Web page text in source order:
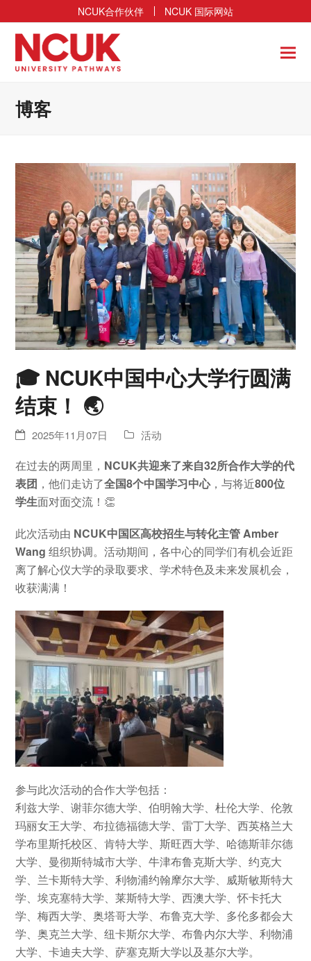
NCUK合作伙伴 NCUK 国际网站
博客
🎓 NCUK中国中心大学行圆满
结束！ 🌏
2025年11月07日 活动
在过去的两周里， NCUK共迎来了来自32所合作大学的代
表团 ，他们走访了全国8个中国学习中心，与将近800位
学生面对面交流！👏
此次活动由 NCUK中国区高校招生与转化主管 Amber
Wang 组织协调。活动期间，各中心的同学们有机会近距
离了解心仪大学的录取要求、学术特色及未来发展机会，
收获满满！
参与此次活动的合作大学包括：
利兹大学、谢菲尔德大学、伯明翰大学、杜伦大学、伦敦
玛丽女王大学、布拉德福德大学、雷丁大学、西英格兰大
学布里斯托校区、肯特大学、斯旺西大学、哈德斯菲尔德
大学、曼彻斯特城市大学、牛津布鲁克斯大学、约克大
学、兰卡斯特大学、利物浦约翰摩尔大学、威斯敏斯特大
学、埃克塞特大学、莱斯特大学、西澳大学、怀卡托大
学、梅西大学、奥塔哥大学、布鲁克大学、多伦多都会大
学、奥克兰大学、纽卡斯尔大学、布鲁内尔大学、利物浦
大学、卡迪夫大学、萨塞克斯大学以及基尔大学。